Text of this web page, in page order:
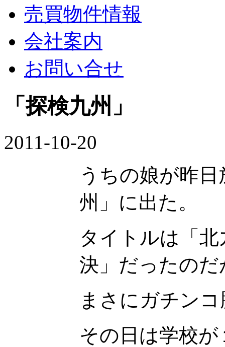
売買物件情報
会社案内
お問い合せ
「探検九州」
2011-10-20
うちの娘が昨
州」に出た。
タイトルは「
決」だったのだ
まさにガチン
その日は学校